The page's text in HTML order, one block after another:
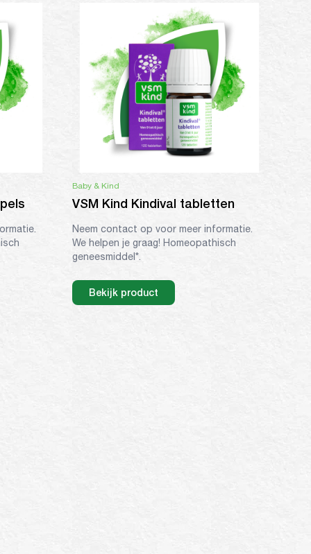
Baby & Kind
VSM Kind Kindival tabletten
Neem contact op voor meer informatie.
We helpen je graag! Homeopathisch
geneesmiddel*.
Bekijk product